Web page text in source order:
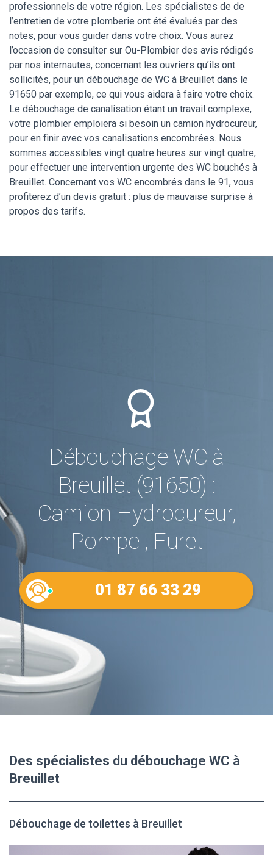
professionnels de votre région. Les spécialistes de de
l’entretien de votre plomberie ont été évalués par des
notes, pour vous guider dans votre choix. Vous aurez
l’occasion de consulter sur Ou-Plombier des avis rédigés
par nos internautes, concernant les ouvriers qu’ils ont
sollicités, pour un débouchage de WC à Breuillet dans le
91650 par exemple, ce qui vous aidera à faire votre choix.
Le débouchage de canalisation étant un travail complexe,
votre plombier emploiera si besoin un camion hydrocureur,
pour en finir avec vos canalisations encombrées. Nous
sommes accessibles vingt quatre heures sur vingt quatre,
pour effectuer une intervention urgente des WC bouchés à
Breuillet. Concernant vos WC encombrés dans le 91, vous
profiterez d’un devis gratuit : plus de mauvaise surprise à
propos des tarifs.
Débouchage WC à
Breuillet (91650) :
Camion Hydrocureur,
Pompe , Furet
01 87 66 33 29
Des spécialistes du débouchage WC à
Breuillet
Débouchage de toilettes à Breuillet